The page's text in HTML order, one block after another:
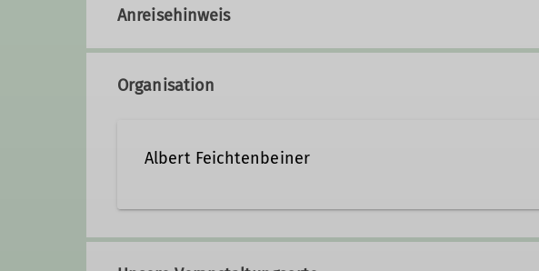
Anreisehinweis
Organisation
Albert Feichtenbeiner